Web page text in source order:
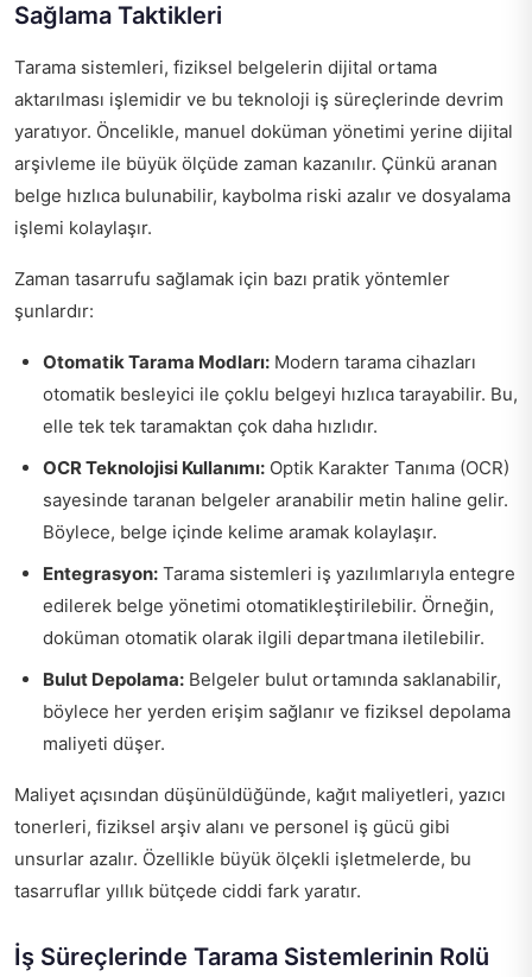
Sağlama Taktikleri
Tarama sistemleri, fiziksel belgelerin dijital ortama
aktarılması işlemidir ve bu teknoloji iş süreçlerinde devrim
yaratıyor. Öncelikle, manuel doküman yönetimi yerine dijital
arşivleme ile büyük ölçüde zaman kazanılır. Çünkü aranan
belge hızlıca bulunabilir, kaybolma riski azalır ve dosyalama
işlemi kolaylaşır.
Zaman tasarrufu sağlamak için bazı pratik yöntemler
şunlardır:
Otomatik Tarama Modları: Modern tarama cihazları
otomatik besleyici ile çoklu belgeyi hızlıca tarayabilir. Bu,
elle tek tek taramaktan çok daha hızlıdır.
OCR Teknolojisi Kullanımı: Optik Karakter Tanıma (OCR)
sayesinde taranan belgeler aranabilir metin haline gelir.
Böylece, belge içinde kelime aramak kolaylaşır.
Entegrasyon: Tarama sistemleri iş yazılımlarıyla entegre
edilerek belge yönetimi otomatikleştirilebilir. Örneğin,
doküman otomatik olarak ilgili departmana iletilebilir.
Bulut Depolama: Belgeler bulut ortamında saklanabilir,
böylece her yerden erişim sağlanır ve fiziksel depolama
maliyeti düşer.
Maliyet açısından düşünüldüğünde, kağıt maliyetleri, yazıcı
tonerleri, fiziksel arşiv alanı ve personel iş gücü gibi
unsurlar azalır. Özellikle büyük ölçekli işletmelerde, bu
tasarruflar yıllık bütçede ciddi fark yaratır.
İş Süreçlerinde Tarama Sistemlerinin Rolü